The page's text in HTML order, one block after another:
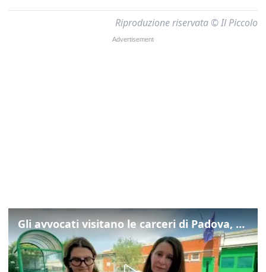
Riproduzione riservata © Il Piccolo
Gli avvocati visitano le carceri di Padova, ecco cosa hanno trovato